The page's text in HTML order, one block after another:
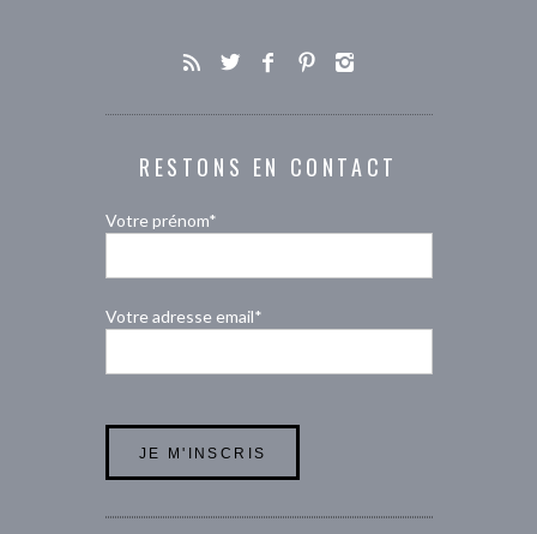
RESTONS EN CONTACT
Votre prénom*
Votre adresse email*